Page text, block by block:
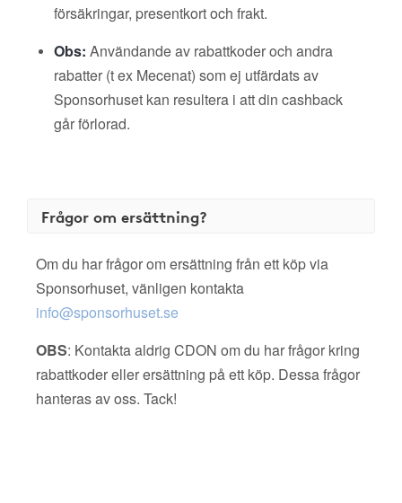
försäkringar, presentkort och frakt.
Obs: Användande av rabattkoder och andra
rabatter (t ex Mecenat) som ej utfärdats av
Sponsorhuset kan resultera i att din cashback
går förlorad.
Frågor om ersättning?
Om du har frågor om ersättning från ett köp via
Sponsorhuset, vänligen kontakta
info@sponsorhuset.se
OBS: Kontakta aldrig CDON om du har frågor kring
rabattkoder eller ersättning på ett köp. Dessa frågor
hanteras av oss. Tack!